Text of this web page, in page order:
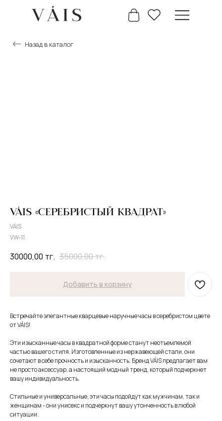
Назад в каталог
VÁIS «СЕРЕБРИСТЫЙ КВАДРАТ»
VÁIS
VW-11
30000,00 тг. 35000,00тг.
Добавить в корзину
Встречайте элегантные кварцевые наручные часы в серебристом цвете
от VÁIS!
Эти изысканные часы в квадратной форме станут неотъемлемой
частью вашего стиля. Изготовленные из нержавеющей стали, они
сочетают в себе прочность и изысканность. Бренд VÁIS предлагает вам
не просто аксессуар, а настоящий модный тренд, который подчеркнет
вашу индивидуальность.
Стильные и универсальные, эти часы подойдут как мужчинам, так и
женщинам - они унисекс и подчеркнут вашу утонченность в любой
ситуации.